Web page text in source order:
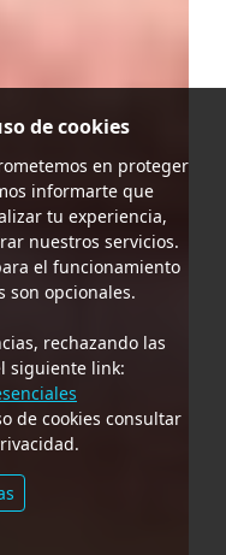
de cookies
en proteger
informarte que
tu experiencia,
nuestros servicios.
el funcionamiento
son opcionales.
rechazando las
siguiente link:
de cookies consultar